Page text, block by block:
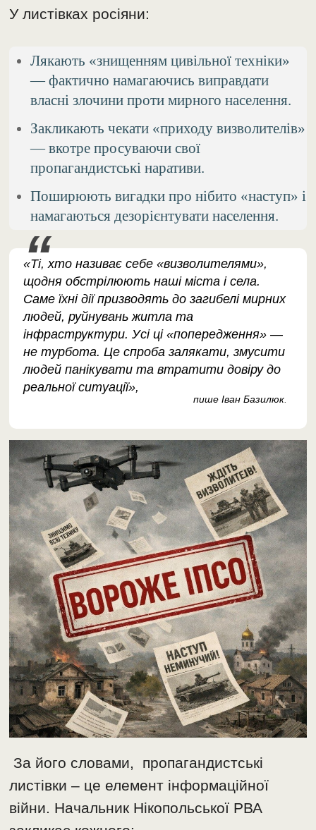
У листівках росіяни:
Лякають «знищенням цивільної техніки»
— фактично намагаючись виправдати
власні злочини проти мирного населення.
Закликають чекати «приходу визволителів»
— вкотре просуваючи свої
пропагандистські наративи.
Поширюють вигадки про нібито «наступ» і
намагаються дезорієнтувати населення.
«Ті, хто називає себе «визволителями»,
щодня обстрілюють наші міста і села.
Саме їхні дії призводять до загибелі мирних
людей, руйнувань житла та
інфраструктури. Усі ці «попередження» —
не турбота. Це спроба залякати, змусити
людей панікувати та втратити довіру до
реальної ситуації»,
пише Іван Базилюк.
За його словами, пропагандистські
листівки – це елемент інформаційної
війни. Начальник Нікопольської РВА